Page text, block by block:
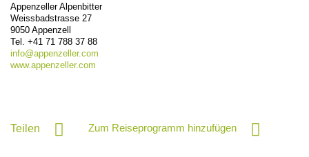
Appenzeller Alpenbitter
Weissbadstrasse 27
9050 Appenzell
Tel. +41 71 788 37 88
info@appenzeller.com
www.appenzeller.com
Teilen Zum Reiseprogramm hinzufügen